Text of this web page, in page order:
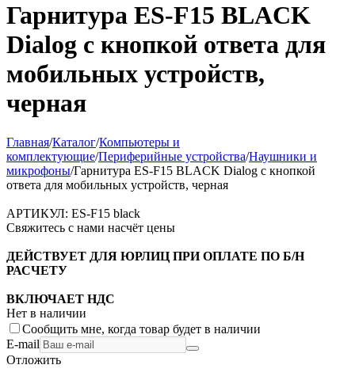
Гарнитура ES-F15 BLACK
Dialog с кнопкой ответа для
мобильных устройств,
черная
Главная/Каталог/Компьютеры и
комплектующие/Периферийные устройства/Наушники и
микрофоны/Гарнитура ES-F15 BLACK Dialog с кнопкой
ответа для мобильных устройств, черная
АРТИКУЛ: ES-F15 black
Свяжитесь с нами насчёт цены
ДЕЙСТВУЕТ ДЛЯ ЮРЛИЦ ПРИ ОПЛАТЕ ПО Б/Н
РАСЧЕТУ
ВКЛЮЧАЕТ НДС
Нет в наличии
Сообщить мне, когда товар будет в наличии
E-mail
Отложить